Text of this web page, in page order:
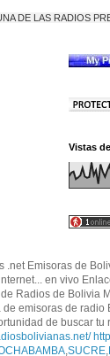
DE LAS RADIOS
Vistas
.net Emisoras de
en vivo
Radios de Bolivia
de emisoras de
de buscar
,SUCRE,